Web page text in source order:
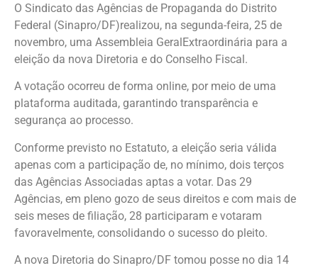
O Sindicato das Agências de Propaganda do Distrito
Federal (Sinapro/DF)realizou, na segunda-feira, 25 de
novembro, uma Assembleia GeralExtraordinária para a
eleição da nova Diretoria e do Conselho Fiscal.
A votação ocorreu de forma online, por meio de uma
plataforma auditada, garantindo transparência e
segurança ao processo.
Conforme previsto no Estatuto, a eleição seria válida
apenas com a participação de, no mínimo, dois terços
das Agências Associadas aptas a votar. Das 29
Agências, em pleno gozo de seus direitos e com mais de
seis meses de filiação, 28 participaram e votaram
favoravelmente, consolidando o sucesso do pleito.
A nova Diretoria do Sinapro/DF tomou posse no dia 14